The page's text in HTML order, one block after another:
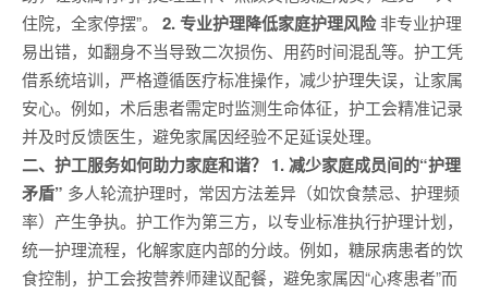
住院，全家停摆”。 2. 专业护理降低家庭护理风险非专业护理
易出错，如翻身不当导致二次损伤、用药时间混乱等。护工凭
借系统培训，严格遵循医疗标准操作，减少护理失误，让家属
安心。例如，术后患者需定时监测生命体征，护工会精准记录
并及时反馈医生，避免家属因经验不足延误处理。
二、护工服务如何助力家庭和谐？ 1. 减少家庭成员间的“护理
矛盾” 多人轮流护理时，常因方法差异（如饮食禁忌、护理频
率）产生争执。护工作为第三方，以专业标准执行护理计划，
统一护理流程，化解家庭内部的分歧。例如，糖尿病患者的饮
食控制，护工会按营养师建议配餐，避免家属因“心疼患者”而